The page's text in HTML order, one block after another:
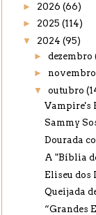
► 2026 (66)
► 2025 (114)
▼ 2024 (95)
► dezembro
► novembro
▼ outubro
Vampire's
Sammy
Dourada
A "Bíblia
Eliseu dos
Queijada
“Grandes